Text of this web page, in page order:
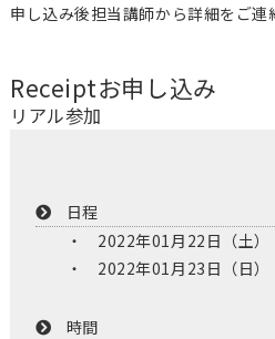
申し込み後担当講師から詳細をご連
Receiptお申し込み
リアル参加
日程
2022年01月22日（土）
2022年01月23日（日）
時間